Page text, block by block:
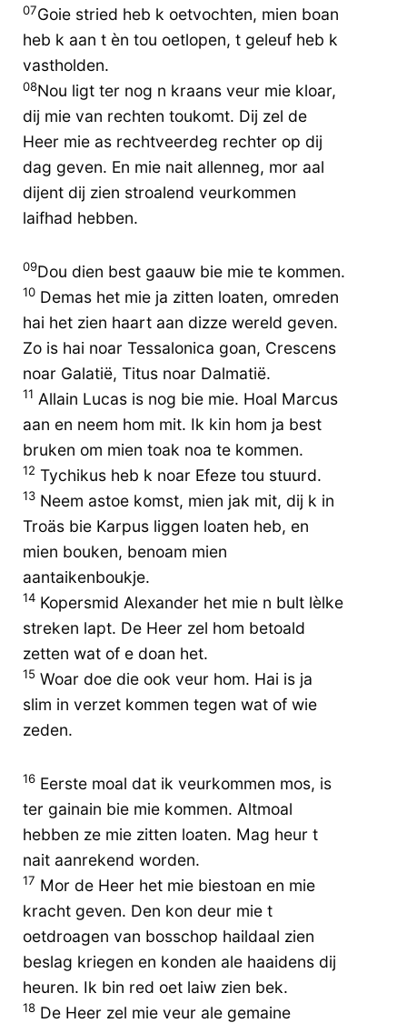
07Goie stried heb k oetvochten, mien boan
heb k aan t èn tou oetlopen, t geleuf heb k
vastholden.
08Nou ligt ter nog n kraans veur mie kloar,
dij mie van rechten toukomt. Dij zel de
Heer mie as rechtveerdeg rechter op dij
dag geven. En mie nait allenneg, mor aal
dijent dij zien stroalend veurkommen
laifhad hebben.
09Dou dien best gaauw bie mie te kommen.
10 Demas het mie ja zitten loaten, omreden
hai het zien haart aan dizze wereld geven.
Zo is hai noar Tessalonica goan, Crescens
noar Galatië, Titus noar Dalmatië.
11 Allain Lucas is nog bie mie. Hoal Marcus
aan en neem hom mit. Ik kin hom ja best
bruken om mien toak noa te kommen.
12 Tychikus heb k noar Efeze tou stuurd.
13 Neem astoe komst, mien jak mit, dij k in
Troäs bie Karpus liggen loaten heb, en
mien bouken, benoam mien
aantaikenboukje.
14 Kopersmid Alexander het mie n bult lèlke
streken lapt. De Heer zel hom betoald
zetten wat of e doan het.
15 Woar doe die ook veur hom. Hai is ja
slim in verzet kommen tegen wat of wie
zeden.
16 Eerste moal dat ik veurkommen mos, is
ter gainain bie mie kommen. Altmoal
hebben ze mie zitten loaten. Mag heur t
nait aanrekend worden.
17 Mor de Heer het mie biestoan en mie
kracht geven. Den kon deur mie t
oetdroagen van bosschop haildaal zien
beslag kriegen en konden ale haaidens dij
heuren. Ik bin red oet laiw zien bek.
18 De Heer zel mie veur ale gemaine